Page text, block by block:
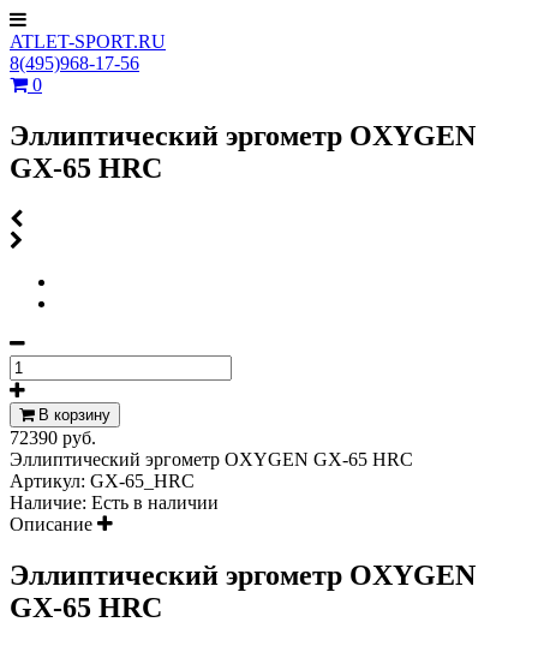
ATLET-SPORT.RU
8(495)968-17-56
0
Эллиптический эргометр OXYGEN
GX-65 HRC
В корзину
72390 руб.
Эллиптический эргометр OXYGEN GX-65 HRC
Артикул: GX-65_HRC
Наличие: Есть в наличии
Описание
Эллиптический эргометр OXYGEN
GX-65 HRC